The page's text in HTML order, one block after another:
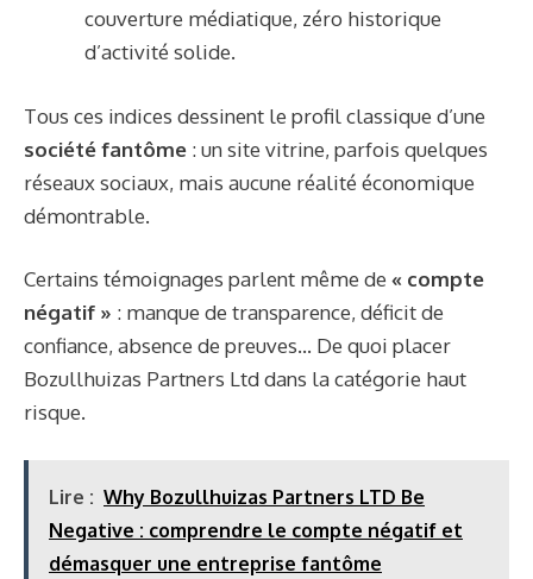
couverture médiatique, zéro historique
d’activité solide.
Tous ces indices dessinent le profil classique d’une
société fantôme : un site vitrine, parfois quelques
réseaux sociaux, mais aucune réalité économique
démontrable.
Certains témoignages parlent même de « compte
négatif » : manque de transparence, déficit de
confiance, absence de preuves… De quoi placer
Bozullhuizas Partners Ltd dans la catégorie haut
risque.
Lire : Why Bozullhuizas Partners LTD Be
Negative : comprendre le compte négatif et
démasquer une entreprise fantôme